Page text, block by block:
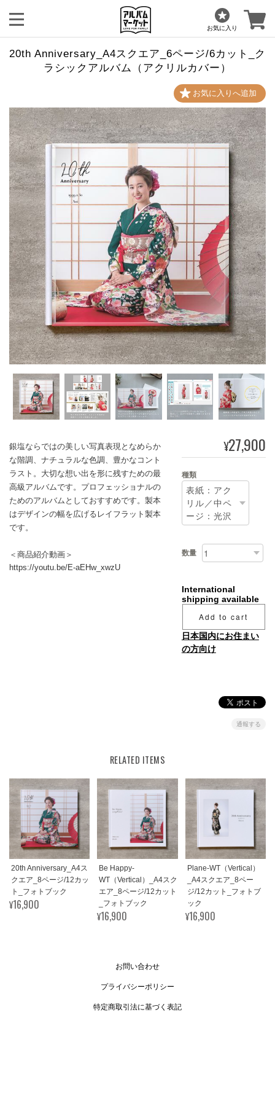
お気に入り
20th Anniversary_A4スクエア_6ページ/6カット_ク
ラシックアルバム（アクリルカバー）
銀塩ならではの美しい写真表現となめらか
な階調、ナチュラルな色調、豊かなコント
ラスト。大切な想い出を形に残すための最
高級アルバムです。プロフェッショナルの
ためのアルバムとしておすすめです。製本
はデザインの幅を広げるレイフラット製本
です。
＜商品紹介動画＞
https://youtu.be/E-aEHw_xwzU
¥27,900
種類
数量
International
shipping available
Add to cart
日本国内にお住まい
の方向け
通報する
RELATED ITEMS
20th Anniversary_A4ス
クエア_8ページ/12カッ
ト_フォトブック
¥16,900
Be Happy-
WT（Vertical）_A4スク
エア_8ページ/12カット
_フォトブック
¥16,900
Plane-WT（Vertical）
_A4スクエア_8ペー
ジ/12カット_フォトブ
ック
¥16,900
お問い合わせ
プライバシーポリシー
特定商取引法に基づく表記